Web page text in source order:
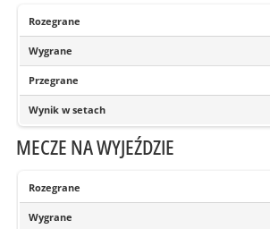
Rozegrane
Wygrane
Przegrane
Wynik w setach
MECZE NA WYJEŹDZIE
Rozegrane
Wygrane